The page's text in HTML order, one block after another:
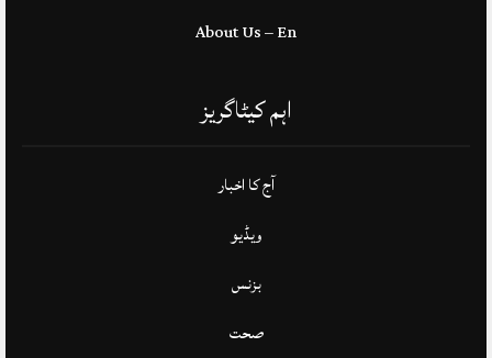
About Us – En
اہم کیٹاگریز
آج کا اخبار
ویڈیو
بزنس
صحت